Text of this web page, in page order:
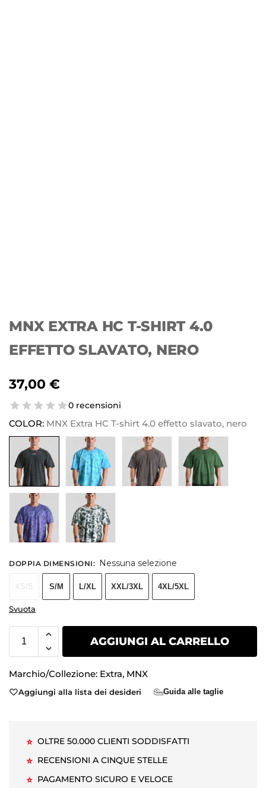
MNX EXTRA HC T-SHIRT 4.0
EFFETTO SLAVATO, NERO
37,00 €
0 recensioni
COLOR: MNX Extra HC T-shirt 4.0 effetto slavato, nero
DOPPIA DIMENSIONI: Nessuna selezione
S/M L/XL XXL/3XL 4XL/5XL
Svuota
AGGIUNGI AL CARRELLO
Marchio/Collezione: Extra, MNX
Aggiungi alla lista dei desideri Guida alle taglie
⭐ OLTRE 50.000 CLIENTI SODDISFATTI
⭐ RECENSIONI A CINQUE STELLE
⭐ PAGAMENTO SICURO E VELOCE